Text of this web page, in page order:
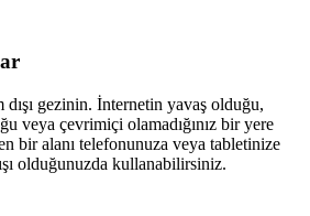
gezinin. İnternetin yavaş olduğu,
veya çevrimiçi olamadığınız bir yere
bir alanı telefonunuza veya tabletinize
olduğunuzda kullanabilirsiniz.